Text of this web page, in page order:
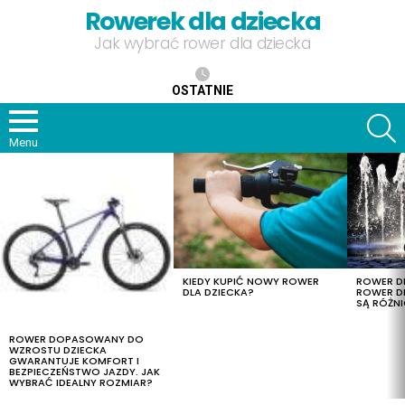
Rowerek dla dziecka
Jak wybrać rower dla dziecka
OSTATNIE
Menu
ROWER DOPASOWANY DO
WZROSTU DZIECKA
GWARANTUJE KOMFORT I
BEZPIECZEŃSTWO JAZDY. JAK
WYBRAĆ IDEALNY ROZMIAR?
KIEDY KUPIĆ NOWY ROWER
DLA DZIECKA?
ROWER
ROWER
SĄ